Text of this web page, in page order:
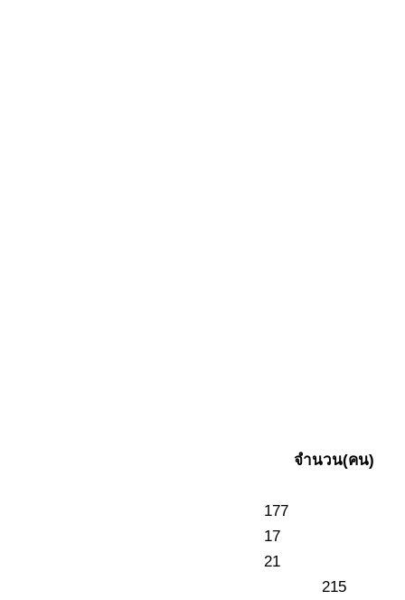
จำนวน(คน)
177
17
21
215